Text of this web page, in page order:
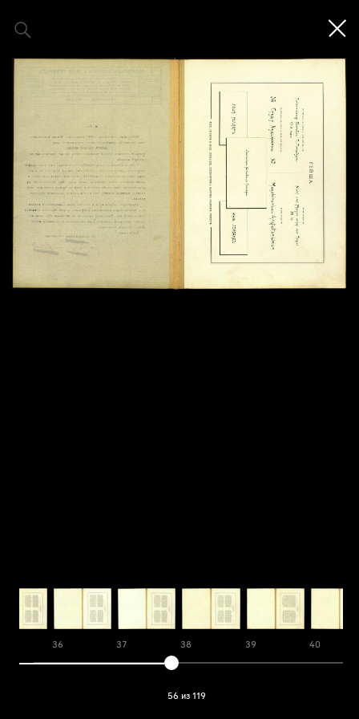
36 37 38 39 40
56 из 119